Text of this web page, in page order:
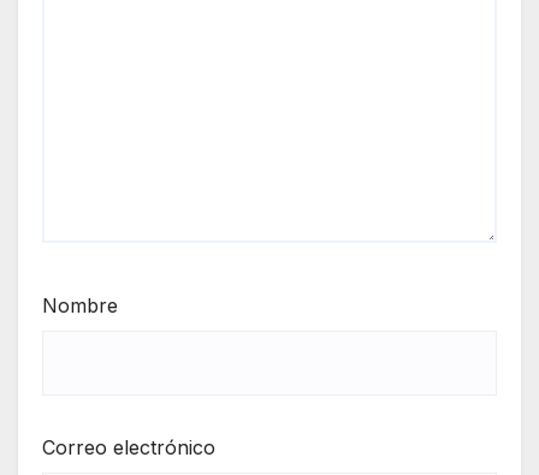
Nombre
Correo electrónico